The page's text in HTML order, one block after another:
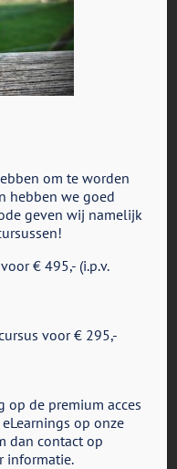
Oplus_20054016
om te worden
hebben we goed
geven wij namelijk
€ 495,- (i.p.v.
voor € 295,-
op de premium acces
op onze
dan contact op
informatie.